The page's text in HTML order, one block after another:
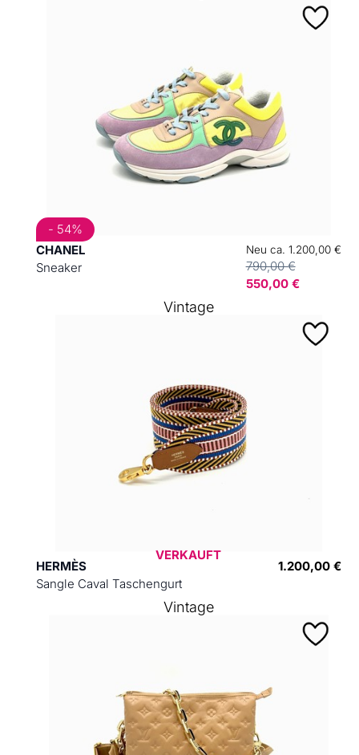
CHANEL
Sneaker
Neu ca. 1.200,00 €
790,00 €
550,00 €
- 54%
HERMÈS
Sangle Caval Taschengurt
1.200,00 €
VERKAUFT
Vintage
Vintage